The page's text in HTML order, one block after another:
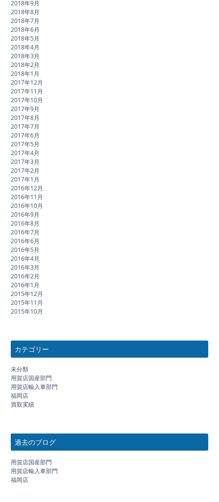
2018年9月
2018年8月
2018年7月
2018年6月
2018年5月
2018年4月
2018年3月
2018年2月
2018年1月
2017年12月
2017年11月
2017年10月
2017年9月
2017年8月
2017年7月
2017年6月
2017年5月
2017年4月
2017年3月
2017年2月
2017年1月
2016年12月
2016年11月
2016年10月
2016年9月
2016年8月
2016年7月
2016年6月
2016年5月
2016年4月
2016年3月
2016年2月
2016年1月
2015年12月
2015年11月
2015年10月
カテゴリー
未分類
用賀店国産部門
用賀店輸入車部門
福岡店
買取実績
過去のブログ
用賀店国産部門
用賀店輸入車部門
福岡店